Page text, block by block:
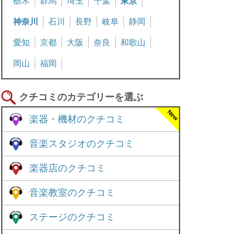
神奈川 石川 長野 岐阜 静岡
愛知 京都 大阪 奈良 和歌山
岡山 福岡
クチコミのカテゴリーを選ぶ
楽器・機材のクチコミ
音楽スタジオのクチコミ
楽器店のクチコミ
音楽教室のクチコミ
ステージのクチコミ